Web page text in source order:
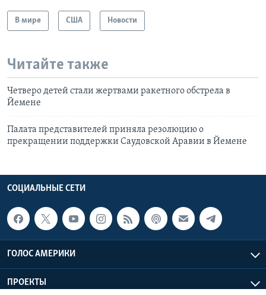
В мире США Новости
Читайте также
Четверо детей стали жертвами ракетного обстрела в
Йемене
Палата представителей приняла резолюцию о
прекращении поддержки Саудовской Аравии в Йемене
СОЦИАЛЬНЫЕ СЕТИ
ГОЛОС АМЕРИКИ
ПРОЕКТЫ